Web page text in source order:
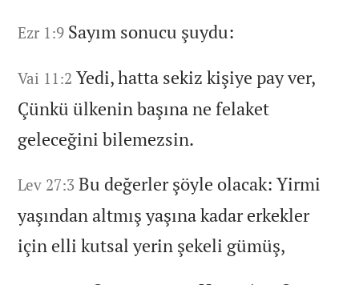
Ezr 1:9 Sayım sonucu şuydu:
Vai 11:2 Yedi,hatta sekiz kişiye pay ver,
Çünkü ülkenin başına ne felaket
geleceğini bilemezsin.
Lev 27:3 Bu değerler şöyle olacak: Yirmi
yaşından altmış yaşına kadar erkekler
için elli kutsal yerin şekeli gümüş,